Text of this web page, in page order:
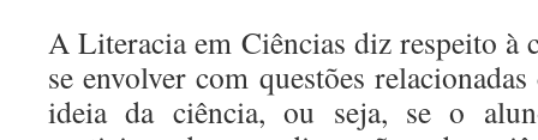
A Literacia em Ciências diz respeito à
se envolver com questões
ideia da ciência, ou seja, se o